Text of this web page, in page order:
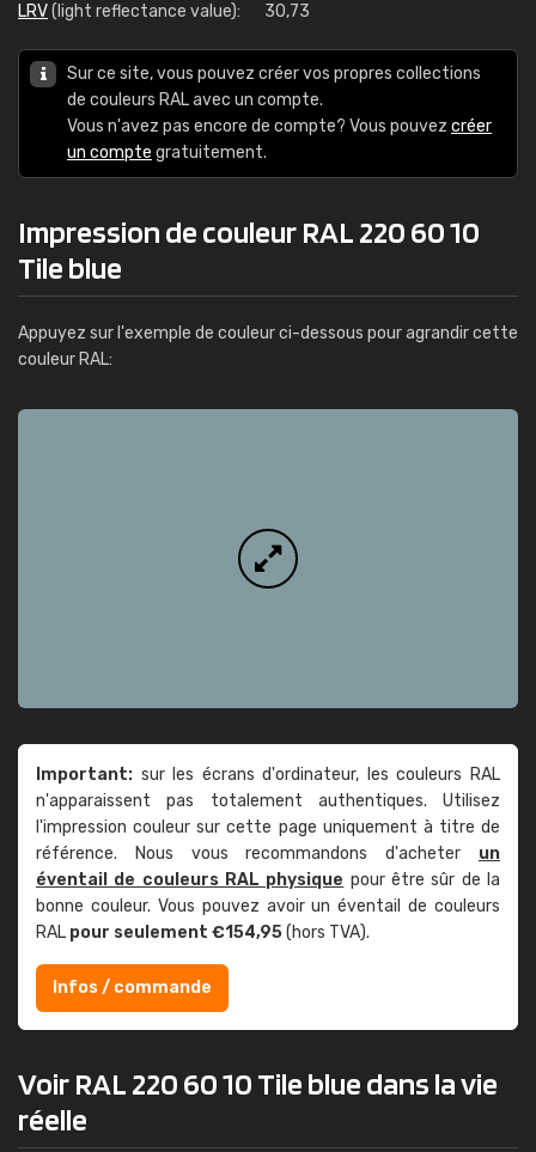
LRV(light reflectance value): 30,73
Sur ce site, vous pouvez créer vos propres collections
de couleurs RAL avec un compte.
Vous n'avez pas encore de compte? Vous pouvez créer
un compte gratuitement.
Impression de couleur RAL 220 60 10
Tile blue
Appuyez sur l'exemple de couleur ci-dessous pour agrandir cette
couleur RAL:
Important: sur les écrans d'ordinateur, les couleurs RAL
n'apparaissent pas totalement authentiques. Utilisez
l'impression couleur sur cette page uniquement à titre de
référence. Nous vous recommandons d'acheter un
éventail de couleurs RAL physique pour être sûr de la
bonne couleur. Vous pouvez avoir un éventail de couleurs
RAL pour seulement €154,95(hors TVA).
Infos / commande
Voir RAL 220 60 10 Tile blue dans la vie
réelle